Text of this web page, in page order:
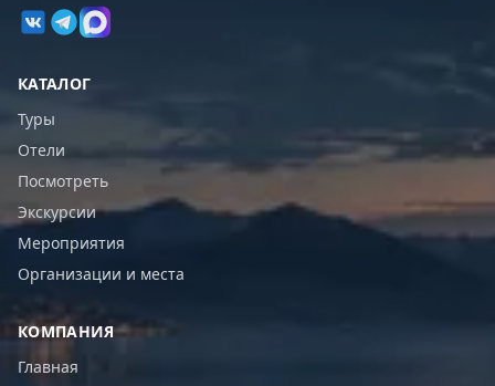
КАТАЛОГ
Туры
Отели
Посмотреть
Экскурсии
Мероприятия
Организации и места
КОМПАНИЯ
Главная